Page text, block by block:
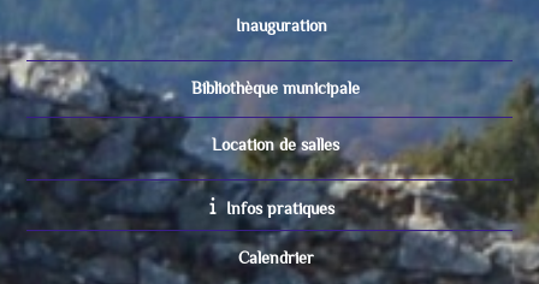
Inauguration
Bibliothèque municipale
Location de salles
Infos pratiques
Calendrier